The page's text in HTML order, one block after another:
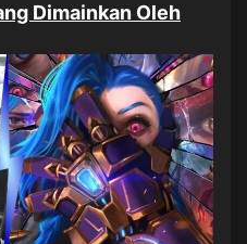
Dimainkan Oleh